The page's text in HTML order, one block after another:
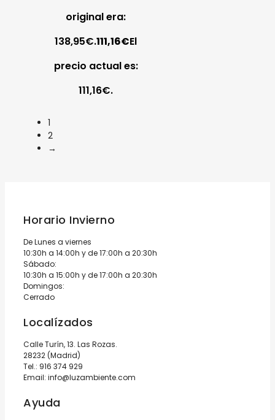
original era:
138,95€.111,16€El
precio actual es:
111,16€.
1
2
→
Horario Invierno
De Lunes a viernes
10:30h a 14:00h y de 17:00h a 20:30h
Sábado:
10:30h a 15:00h y de 17:00h a 20:30h
Domingos:
Cerrado
Localízados
Calle Turín, 13. Las Rozas.
28232 (Madrid)
Tel.: 916 374 929
Email: info@luzambiente.com
Ayuda